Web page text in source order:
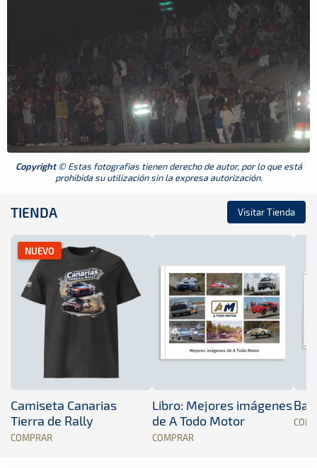
Copyright© Estas fotografias tienen derecho de autor, por lo que está
prohibida su utilización sin la expresa autorización.
TIENDA Visitar Tienda
NUEVO
Camiseta Canarias
Tierra de Rally
COMPRAR
Libro: Mejores imágenes
de A Todo Motor
COMPRAR